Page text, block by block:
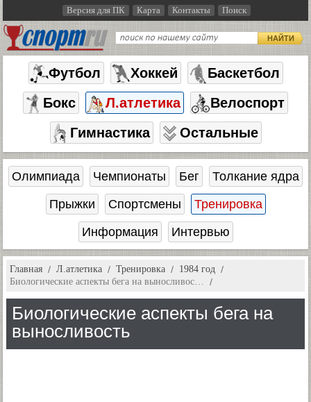
Версия для ПК Карта Контакты Поиск
НАЙТИ
Футбол Хоккей
Баскетбол
Бокс
Л.атлетика
Велоспорт
Гимнастика
Остальные
Олимпиада Чемпионаты Бег
Толкание ядра
Прыжки
Спортсмены
Тренировка
Информация
Интервью
Главная Л.атлетика Тренировка
1984 год
Биологические аспекты бега на выносливос…
Биологические аспекты бега на
выносливость